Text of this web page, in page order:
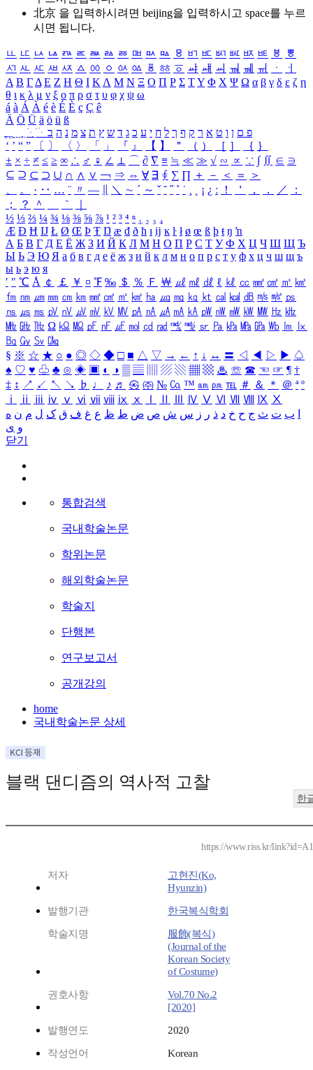
北京 을 입력하시려면 beijing을 입력하시고 space를 누르
시면 됩니다.
ㅥ ㅦ ㅧ ㅨ ㅩ ㅪ ㅫ ㅬ ㅭ ㅮ ㅯ ㅰ ㅱ ㅲ ㅳ ㅴ ㅵ ㅶ ㅷ ㅸ
ㅹ
ㅺ ㅻ ㅼ ㅽ ㅾ ㅿ ㆀ ㆁ ㆂ ㆃ ㆄ ㆅ ㆆ ㆇ ㆈ ㆉ ㆊ ㆋ ㆌ ㆍ
ㆎ
Α Β ΓΔ Ε Ζ Η Θ Ι ΚΛ Μ Ν Ξ Ο Π Ρ Σ ΤΥ Φ Χ Ψ Ω α β γ δ ε ζ η
θ ι κ λ μ ν ξ ο π ρ σ τ υ φ χ ψ ω
á à Á À é è É È ç Ç ê
Ä Ö Ü ä ö ü ß
ִֶֹ ֻּ ׁׂ פ ם ן ו ט א ר ק ף ך ל ח י ע כ ג ד ש ץ ת צ מ נ ה ב
‘ ’ “ ” 〔 〕 〈 〉 「 」 『 』 【 】 ＂ （ ） ［ ］ ｛ ｝
± × ÷ ≠ ≤ ≥ ∞ ∴ ♂ ♀ ∠ ⊥ ⌒ ∂ ∇ ≡ ≒ ≪ ≫ √ ∽ ∝ ∵ ∫ ∬ ∈ ∋
⊆ ⊇ ⊂ ⊃ ∪ ∩ ∧ ∨ ￢ ⇒ ⇔ ∀ ∃ ∮ ∑ ∏ ＋ － ＜ ＝
＞
、
。 · ‥ … ¨ 〃 ― ＼ ∼ ´ ～ ˇ ˘ ˝ ˚ ˙ ¸ ¡ ¿ ː ！ ＇ ， ． ／
：
；
？ ＾ ｀
½ ⅓ ⅔ ¼ ¾ ⅛ ⅜ ⅝ ⅞ ¹ ² ³ ⁴ ⁿ ₁ ₂ ₃ ₄
Æ Ð Ħ Ĳ Ł Ø Œ Þ Ŧ Ŋ æ đ ð ħ ı ĳ ĸ ŀ ł ø œ ß þ ŧ ŋ ŉ
А Б В Г Д Е Ё Ж З И Й К Л М Н О П Р С Т У Ф Х Ц Ч Ш Щ Ъ
Ы Ь Э Ю Я а б в г д е ё ж з и й к л м н о п р с т у ф х ц ч ш щ ъ
ы ь э ю я
′ ″ ℃ Å ￠ ￡ ￥ ¤ ℉ ‰ ＄ ％ Ｆ ￦ ㎕ ㎖ ㎗ ℓ ㎘ ㏄ ㎣ ㎤ ㎥ ㎦
㎙ ㎚ ㎛ ㎜ ㎝ ㎞ ㎟ ㎠ ㎡ ㎢ ㏊ ㎍ ㎎ ㎏ ㏏ ㎈ ㎉ ㏈ ㎧ ㎨ ㎰
㎱ ㎲ ㎳ ㎴ ㎵ ㎶ ㎷ ㎸ ㎹ ㎀ ㎁ ㎂ ㎃ ㎄ ㎺ ㎻ ㎽ ㎾ ㎿ ㎐ ㎑
㎒ ㎓ ㎔ Ω ㏀ ㏁ ㎊ ㎋ ㎌ ㏖ ㏅ ㎭ ㎮ ㎯ ㏛ ㎩ ㎪ ㎫ ㎬ ㏝ ㏐
㏓
㏃ ㏉ ㏜ ㏆
§ ※ ☆ ★ ○ ● ◎ ◇ ◆ □ ■ △ ▽ → ← ↑ ↓ ↔ 〓 ◁ ◀ ▷ ▶ ♤
♠ ♡ ♥ ♧ ♣ ⊙ ◈ ▣ ◐ ◑ ▒ ▤ ▨ ▧ ▦ ▩ ♨ ☏ ☎ ☜ ☞ ¶ †
‡ ↕ ↗ ↙ ↖ ↘ ♭ ♩ ♪ ♬ ㉿ ㈜ № ㏇ ™ ㏂ ㏘ ℡ ＃ ＆ ＊ ＠ ª º
ⅰ
ⅱ ⅲ ⅳ ⅴ ⅵ ⅶ ⅷ ⅸ ⅹ Ⅳ Ⅴ Ⅵ Ⅶ Ⅷ Ⅸ Ⅹ
ب ت ث ج ح خ د ذ ر ز س ش ص ض ط ظ ع غ ف ق ک ل م ن ه
و ی
닫기
통합검색
국내학술논문
학위논문
해외학술논문
학술지
단행본
연구보고서
공개강의
home
국내학술논문 상세
블랙 댄디즘의 역사적 고찰
한
https://www.riss.kr/
저자
고현진(Ko,
Hyunzin)
발행기관 한국복식학회
학술지명
服飾(복식)
(Journal of the
Korean Society
of Costume)
권호사항
Vol.70 No.2
[2020]
발행연도 2020
작성언어 Korean